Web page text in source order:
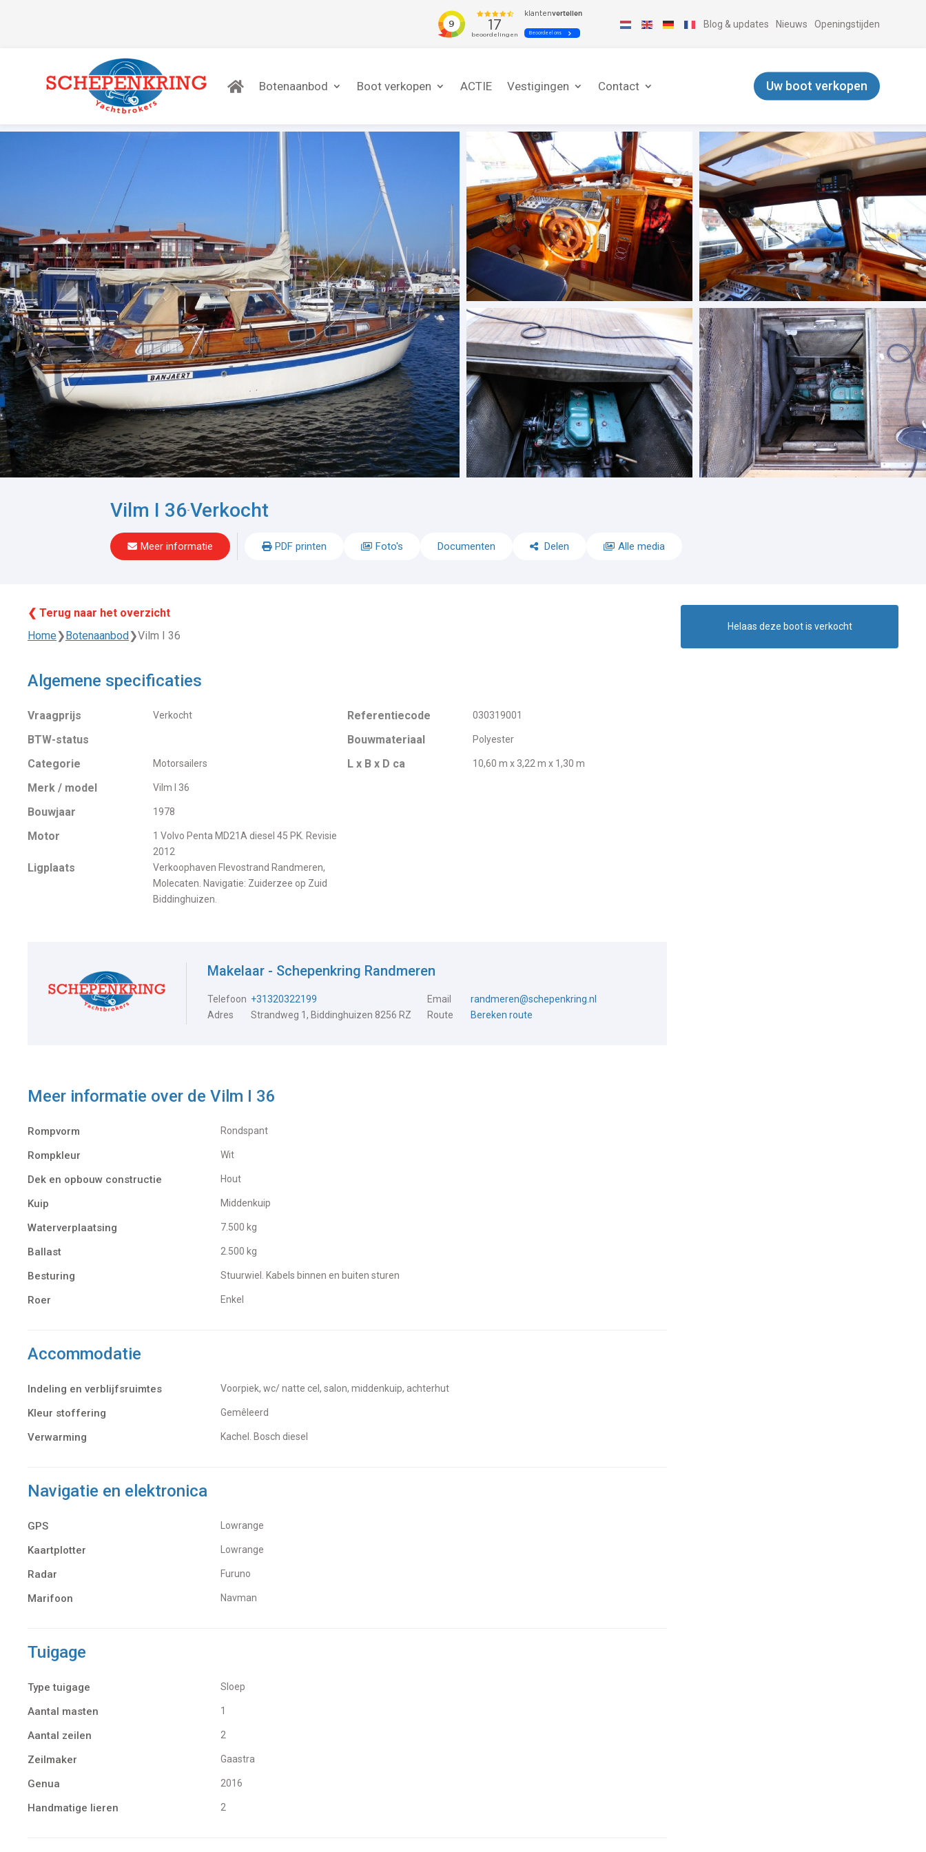
Blog & updates Nieuws Openingstijden
Botenaanbod Boot verkopen ACTIE Vestigingen Contact Uw boot verkopen
Vilm I 36-Verkocht
Meer informatie PDF printen Foto's Documenten Delen Alle media
❮ Terug naar het overzicht
Home❯ Botenaanbod ❯Vilm I 36
Algemene specificaties
Vraagprijs Verkocht
BTW-status
Categorie
Motorsailers
Merk / model Vilm I 36
Bouwjaar 1978
Motor
1 Volvo Penta MD21A diesel 45 PK. Revisie
2012
Ligplaats
Verkoophaven Flevostrand Randmeren,
Molecaten. Navigatie: Zuiderzee op Zuid
Biddinghuizen.
Referentiecode 030319001
Bouwmateriaal Polyester
L x B x D ca 10,60 m x 3,22 m x 1,30 m
Makelaar - Schepenkring Randmeren
Telefoon +31320322199 Email
randmeren@schepenkring.nl
Adres
Strandweg 1, Biddinghuizen 8256 RZ Route Bereken route
Meer informatie over de Vilm I 36
Rompvorm Rondspant
Rompkleur Wit
Dek en opbouw constructie Hout
Kuip Middenkuip
Waterverplaatsing 7.500 kg
Ballast 2.500 kg
Besturing Stuurwiel. Kabels binnen en buiten sturen
Roer Enkel
Accommodatie
Indeling en verblijfsruimtes Voorpiek, wc/ natte cel, salon, middenkuip, achterhut
Kleur stoffering Gemêleerd
Verwarming kachel. Bosch diesel
Navigatie en elektronica
GPS Lowrange
Kaartplotter Lowrange
Radar Furuno
Marifoon Navman
Tuigage
Type tuigage Sloep
Aantal masten 1
Aantal zeilen 2
Zeilmaker Gaastra
Genua 2016
Handmatige lieren 2
Helaas deze boot is verkocht